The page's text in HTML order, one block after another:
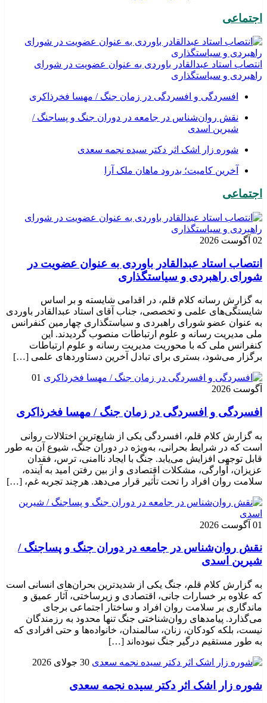
اجتماعی
انتصاب استاد عبدالقادر باوردی به عنوان عضویت در شورای
راهبردی و سیاستگذاری
افسردگی و افسردگی در زمان جنگ / مهسا فخرذاکری
نقش روان‌شناس در جامعه در دوران جنگ و پساجنگ /
شیرین اسدی
شوره زار اشک اثر دکتر سیده نجمه سعدی
​آخرین کامیت؛ بدرود ماهان ملک آرا
اجتماعی
02 آگوست 2026
انتصاب استاد عبدالقادر باوردی به عنوان عضویت در
شورای راهبردی و سیاستگذاری
به گزارش رسانه کلام قلم، در اقدامی شایسته و بر اساس
شایستگی‌های علمی و تخصصی، جناب آقای استاد عبدالقادر باوردی
به عنوان عضو شورای راهبردی و سیاستگذاری چهارمین کنفرانس
ملی مدیریت رسانه و علوم ارتباطات منصوب گردیدند. این
کنفرانس ملی که با محوریت مدیریت رسانه و علوم ارتباطات
برگزار می‌شود، بستری برای تبادل آخرین دستاوردهای علمی […]
01
آگوست 2026
افسردگی و افسردگی در زمان جنگ / مهسا فخرذاکری
به گزارش کلام قلم، افسردگی یکی از شایع‌ترین اختلالات روانی
است که در شرایط بحرانی، به‌ویژه در دوران جنگ، شیوع آن به طور
قابل توجهی افزایش می‌یابد. جنگ با ایجاد ناامنی، ترس، فقدان
عزیزان، آوارگی، مشکلات اقتصادی و از بین رفتن امید به آینده،
سلامت روان افراد را تحت تأثیر قرار می‌دهد. هرچند تجربه غم، […]
01 آگوست 2026
نقش روان‌شناس در جامعه در دوران جنگ و پساجنگ /
شیرین اسدی
به گزارش کلام قلم، جنگ یکی از شدیدترین بحران‌های انسانی است
که علاوه بر خسارات جانی، اقتصادی و زیرساختی، آثار عمیق و
ماندگاری بر سلامت روان افراد و ساختار اجتماعی برجای
می‌گذارد. پیامدهای روان‌شناختی جنگ تنها محدود به رزمندگان
نیست، بلکه کودکان، زنان، سالمندان، خانواده‌ها و حتی افرادی که
به طور مستقیم درگیر جنگ نبوده‌اند […]
30 جولای 2026
شوره زار اشک اثر دکتر سیده نجمه سعدی